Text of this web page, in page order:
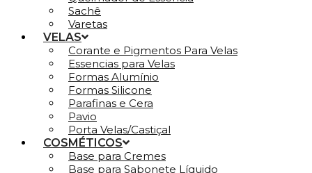
Sachê
Varetas
VELAS
Corante e Pigmentos Para Velas
Essencias para Velas
Formas Alumínio
Formas Silicone
Parafinas e Cera
Pavio
Porta Velas/Castiçal
COSMÉTICOS
Base para Cremes
Base para Sabonete Líquido